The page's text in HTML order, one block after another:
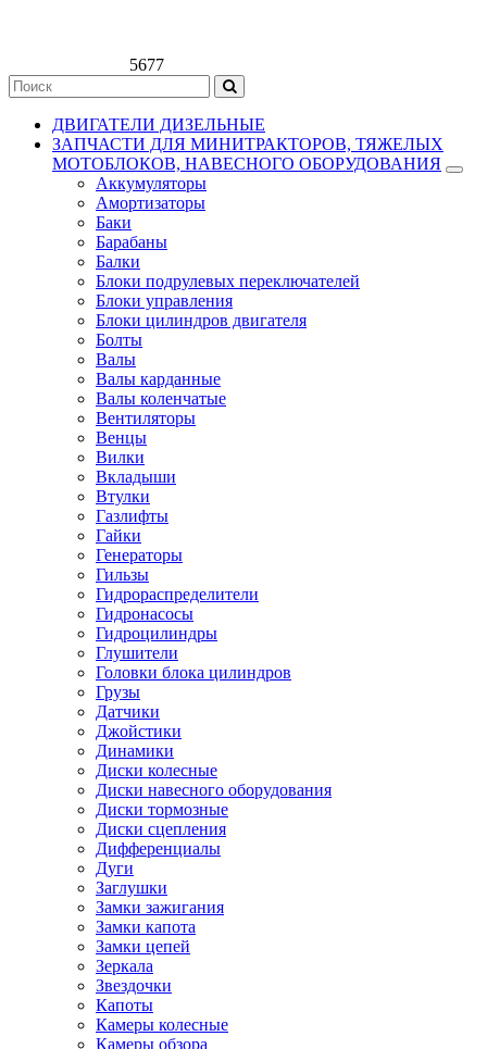
5677
ДВИГАТЕЛИ ДИЗЕЛЬНЫЕ
ЗАПЧАСТИ ДЛЯ МИНИТРАКТОРОВ, ТЯЖЕЛЫХ
МОТОБЛОКОВ, НАВЕСНОГО ОБОРУДОВАНИЯ
Аккумуляторы
Амортизаторы
Баки
Барабаны
Балки
Блоки подрулевых переключателей
Блоки управления
Блоки цилиндров двигателя
Болты
Валы
Валы карданные
Валы коленчатые
Вентиляторы
Венцы
Вилки
Вкладыши
Втулки
Газлифты
Гайки
Генераторы
Гильзы
Гидрораспределители
Гидронасосы
Гидроцилиндры
Глушители
Головки блока цилиндров
Грузы
Датчики
Джойстики
Динамики
Диски колесные
Диски навесного оборудования
Диски тормозные
Диски сцепления
Дифференциалы
Дуги
Заглушки
Замки зажигания
Замки капота
Замки цепей
Зеркала
Звездочки
Капоты
Камеры колесные
Камеры обзора